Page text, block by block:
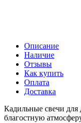
Описание
Наличие
Отзывы
Как купить
Оплата
Доставка
Кадильные свечи
благостную